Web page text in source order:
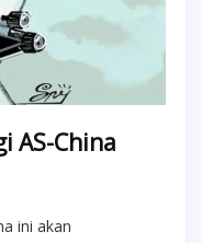
AS-China
ini akan